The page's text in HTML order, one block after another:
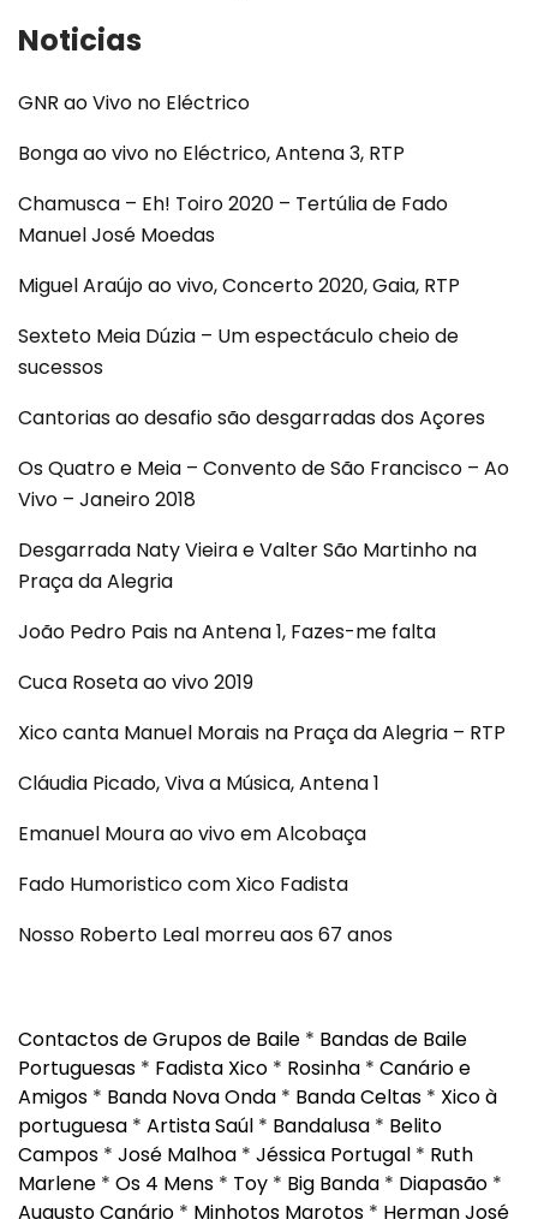
Noticias
GNR ao Vivo no Eléctrico
Bonga ao vivo no Eléctrico, Antena 3, RTP
Chamusca – Eh! Toiro 2020 – Tertúlia de Fado
Manuel José Moedas
Miguel Araújo ao vivo, Concerto 2020, Gaia, RTP
Sexteto Meia Dúzia – Um espectáculo cheio de
sucessos
Cantorias ao desafio são desgarradas dos Açores
Os Quatro e Meia – Convento de São Francisco – Ao
Vivo – Janeiro 2018
Desgarrada Naty Vieira e Valter São Martinho na
Praça da Alegria
João Pedro Pais na Antena 1, Fazes-me falta
Cuca Roseta ao vivo 2019
Xico canta Manuel Morais na Praça da Alegria – RTP
Cláudia Picado, Viva a Música, Antena 1
Emanuel Moura ao vivo em Alcobaça
Fado Humoristico com Xico Fadista
Nosso Roberto Leal morreu aos 67 anos
Contactos de Grupos de Baile * Bandas de Baile
Portuguesas * Fadista Xico * Rosinha * Canário e
Amigos * Banda Nova Onda * Banda Celtas * Xico à
portuguesa * Artista Saúl * Bandalusa * Belito
Campos * José Malhoa * Jéssica Portugal * Ruth
Marlene * Os 4 Mens * Toy * Big Banda * Diapasão *
Augusto Canário * Minhotos Marotos * Herman José